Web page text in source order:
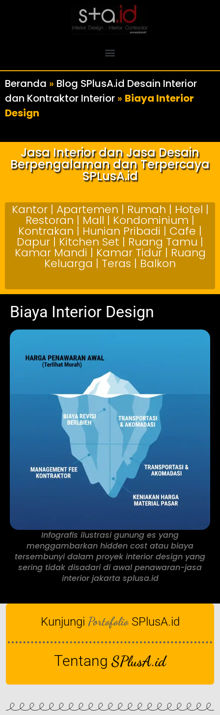
Beranda » Blog SPlusA.id Desain Interior
dan Kontraktor Interior » Biaya Interior
Design
Jasa Interior dan Jasa Desain
Berpengalaman dan Terpercaya
SPLusA.id
Kantor | Apartemen | Rumah | Hotel |
Restoran | Mall | Kondominium |
Kontrakan | Hunian Pribadi | Cafe |
Dapur | Kitchen Set | Ruang Tamu |
Kamar Mandi | Kamar Tidur | Ruang
Keluarga | Teras | Balkon
Biaya Interior Design
Infografis ilustrasi gunung es yang
menggambarkan hidden cost atau biaya
tersembunyi dalam proyek interior design yang
sering tidak disadari di awal penawaran-jasa
interior jakarta splusa.id
Kunjungi Portofolio SPlusA.id
Tentang SPlusA.id